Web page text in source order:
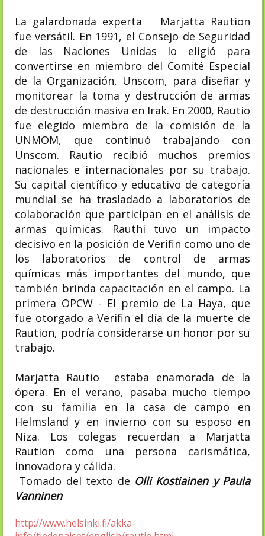
La galardonada experta Marjatta Raution
fue versátil. En 1991, el Consejo de Seguridad
de las Naciones Unidas lo eligió para
convertirse en miembro del Comité Especial
de la Organización, Unscom, para diseñar y
monitorear la toma y destrucción de armas
de destrucción masiva en Irak. En 2000, Rautio
fue elegido miembro de la comisión de la
UNMOM, que continuó trabajando con
Unscom. Rautio recibió muchos premios
nacionales e internacionales por su trabajo.
Su capital científico y educativo de categoría
mundial se ha trasladado a laboratorios de
colaboración que participan en el análisis de
armas químicas. Rauthi tuvo un impacto
decisivo en la posición de Verifin como uno de
los laboratorios de control de armas
químicas más importantes del mundo, que
también brinda capacitación en el campo. La
primera OPCW - El premio de La Haya, que
fue otorgado a Verifin el día de la muerte de
Raution, podría considerarse un honor por su
trabajo.
Marjatta Rautio estaba enamorada de la
ópera. En el verano, pasaba mucho tiempo
con su familia en la casa de campo en
Helmsland y en invierno con su esposo en
Niza. Los colegas recuerdan a Marjatta
Raution como una persona carismática,
innovadora y cálida.
Tomado del texto de Olli Kostiainen y Paula
Vanninen
http://www.helsinki.fi/akka-